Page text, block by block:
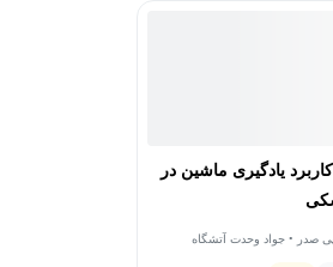
یادگیری ماشین در
صدر • جواد وحدت آتشگاه